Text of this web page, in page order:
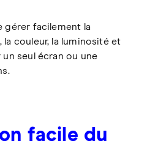
gérer facilement la
couleur, la luminosité et
seul écran ou une
facile du